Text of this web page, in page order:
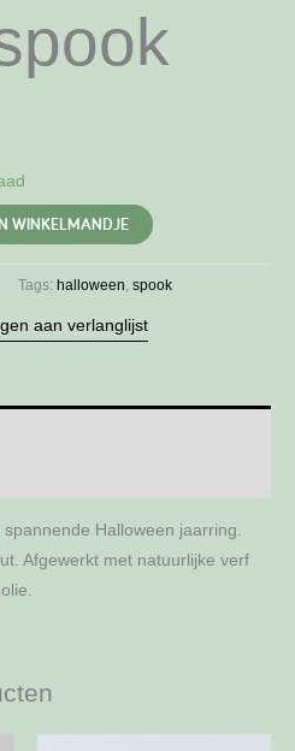
WINKELMANDJE
Tags: halloween, spook
aan verlanglijst
Halloween jaarring.
Afgewerkt met natuurlijke verf